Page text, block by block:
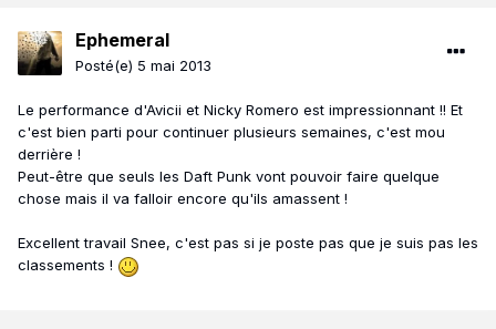
Ephemeral
Posté(e) 5 mai 2013
Le performance d'Avicii et Nicky Romero est impressionnant !! Et
c'est bien parti pour continuer plusieurs semaines, c'est mou
derrière !
Peut-être que seuls les Daft Punk vont pouvoir faire quelque
chose mais il va falloir encore qu'ils amassent !
Excellent travail Snee, c'est pas si je poste pas que je suis pas les
classements !